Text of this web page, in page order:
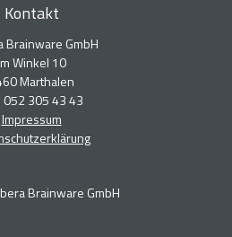
Kontakt
Brainware GmbH
Winkel 10
Marthalen
052 305 43 43
Impressum
Brainware GmbH